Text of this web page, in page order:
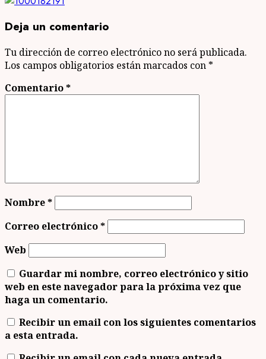
Deja un comentario
Tu dirección de correo electrónico no será publicada.
Los campos obligatorios están marcados con *
Comentario*
Nombre*
Correo electrónico*
Web
Guardar mi nombre, correo electrónico y sitio
web en este navegador para la próxima vez que
haga un comentario.
Recibir un email con los siguientes comentarios
a esta entrada.